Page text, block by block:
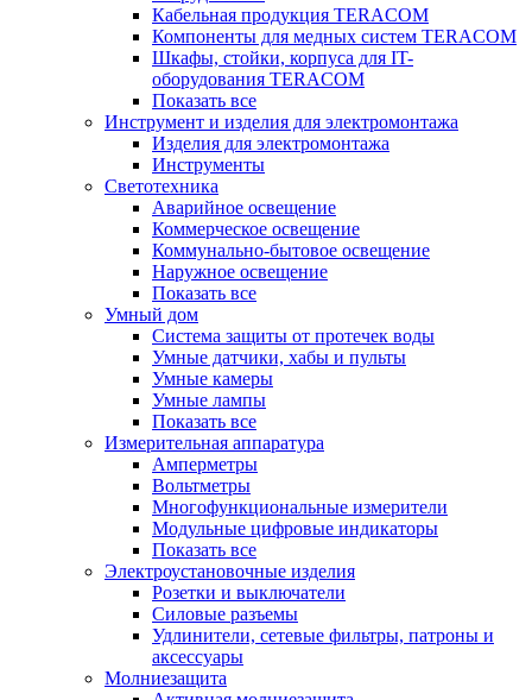
Кабельная продукция TERACOM
Компоненты для медных систем TERACOM
Шкафы, стойки, корпуса для IT-
оборудования TERACOM
Показать все
Инструмент и изделия для электромонтажа
Изделия для электромонтажа
Инструменты
Светотехника
Аварийное освещение
Коммерческое освещение
Коммунально-бытовое освещение
Наружное освещение
Показать все
Умный дом
Система защиты от протечек воды
Умные датчики, хабы и пульты
Умные камеры
Умные лампы
Показать все
Измерительная аппаратура
Амперметры
Вольтметры
Многофункциональные измерители
Модульные цифровые индикаторы
Показать все
Электроустановочные изделия
Розетки и выключатели
Силовые разъемы
Удлинители, сетевые фильтры, патроны и
аксессуары
Молниезащита